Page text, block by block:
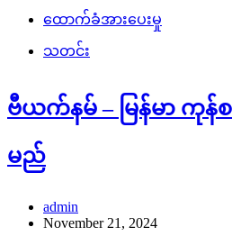
ထောက်ခံအားပေးမှု
သတင်း
ဗီယက်နမ် – မြန်မာ ကုန်
မည်
admin
November 21, 2024